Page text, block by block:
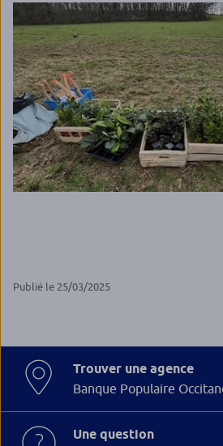
Publié le 25/03/2025
Trouver une agence
Banque Populaire
Une question